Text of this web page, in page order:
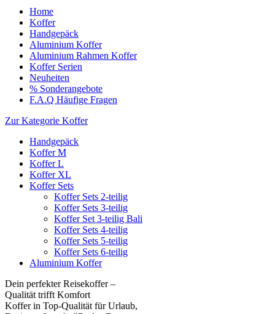
Home
Koffer
Handgepäck
Aluminium Koffer
Aluminium Rahmen Koffer
Koffer Serien
Neuheiten
% Sonderangebote
F.A.Q Häufige Fragen
Zur Kategorie Koffer
Handgepäck
Koffer M
Koffer L
Koffer XL
Koffer Sets
Koffer Sets 2-teilig
Koffer Sets 3-teilig
Koffer Set 3-teilig Bali
Koffer Sets 4-teilig
Koffer Sets 5-teilig
Koffer Sets 6-teilig
Aluminium Koffer
Dein perfekter Reisekoffer –
Qualität trifft Komfort
Koffer in Top-Qualität für Urlaub,